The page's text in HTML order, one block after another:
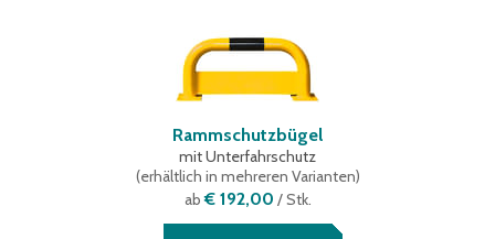
Rammschutzbügel
mit Unterfahrschutz
(erhältlich in mehreren Varianten)
ab€ 192,00 / Stk.